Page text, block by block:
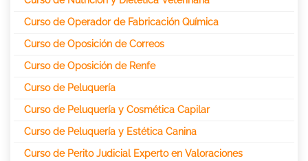
Curso de Operador de Fabricación Química
Curso de Oposición de Correos
Curso de Oposición de Renfe
Curso de Peluquería
Curso de Peluquería y Cosmética Capilar
Curso de Peluquería y Estética Canina
Curso de Perito Judicial Experto en Valoraciones